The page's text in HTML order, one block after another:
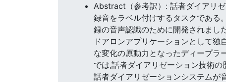
Abstract（参考訳）: 話者ダイアリ
録音をラベル付けするタスクである
録の音声認識のために開発されまし
ドアロンアプリケーションとして
な変化の原動力となったディープラ
では,話者ダイアリゼーション技術
話者ダイアリゼーションシステムが